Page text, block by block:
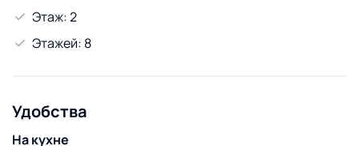
Этаж: 2
Этажей: 8
Удобства
На кухне